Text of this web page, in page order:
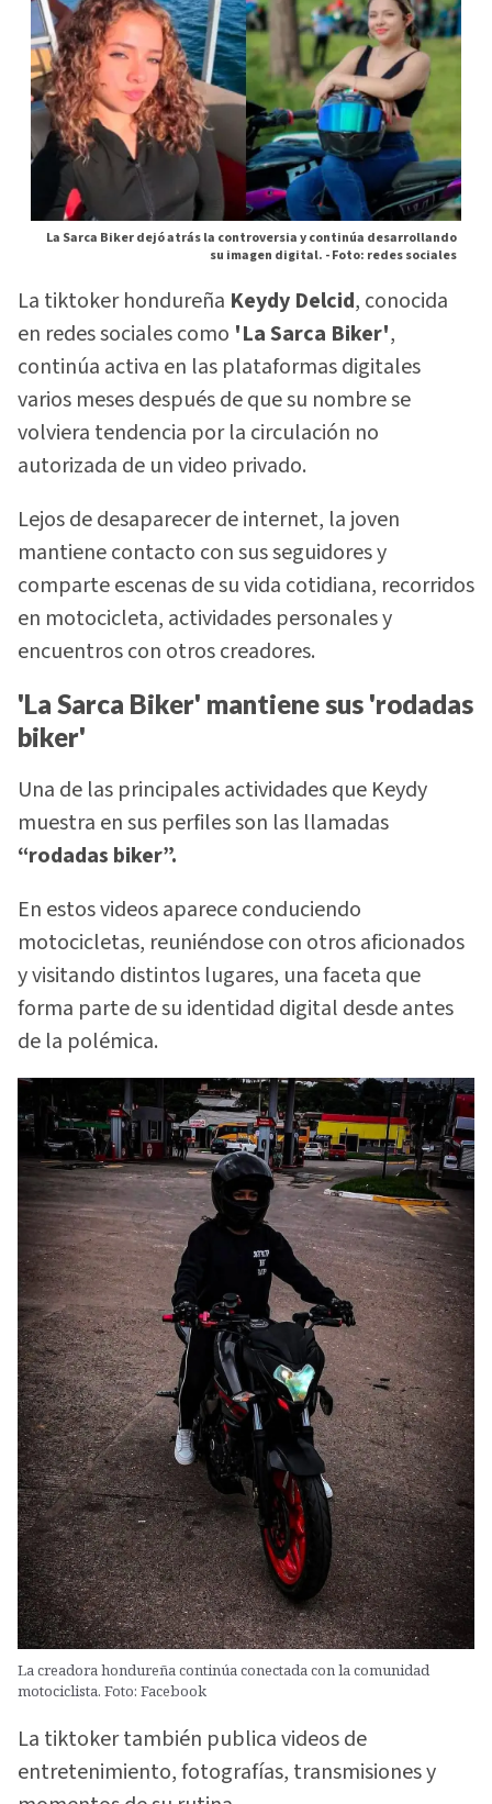
La Sarca Biker dejó atrás la controversia y continúa desarrollando
su imagen digital. -Foto: redes sociales
La tiktoker hondureña Keydy Delcid, conocida
en redes sociales como 'La Sarca Biker',
continúa activa en las plataformas digitales
varios meses después de que su nombre se
volviera tendencia por la circulación no
autorizada de un video privado.
Lejos de desaparecer de internet, la joven
mantiene contacto con sus seguidores y
comparte escenas de su vida cotidiana, recorridos
en motocicleta, actividades personales y
encuentros con otros creadores.
'La Sarca Biker' mantiene sus 'rodadas
biker'
Una de las principales actividades que Keydy
muestra en sus perfiles son las llamadas
“rodadas biker”.
En estos videos aparece conduciendo
motocicletas, reuniéndose con otros aficionados
y visitando distintos lugares, una faceta que
forma parte de su identidad digital desde antes
de la polémica.
La creadora hondureña continúa conectada con la comunidad
motociclista. Foto: Facebook
La tiktoker también publica videos de
entretenimiento, fotografías, transmisiones y